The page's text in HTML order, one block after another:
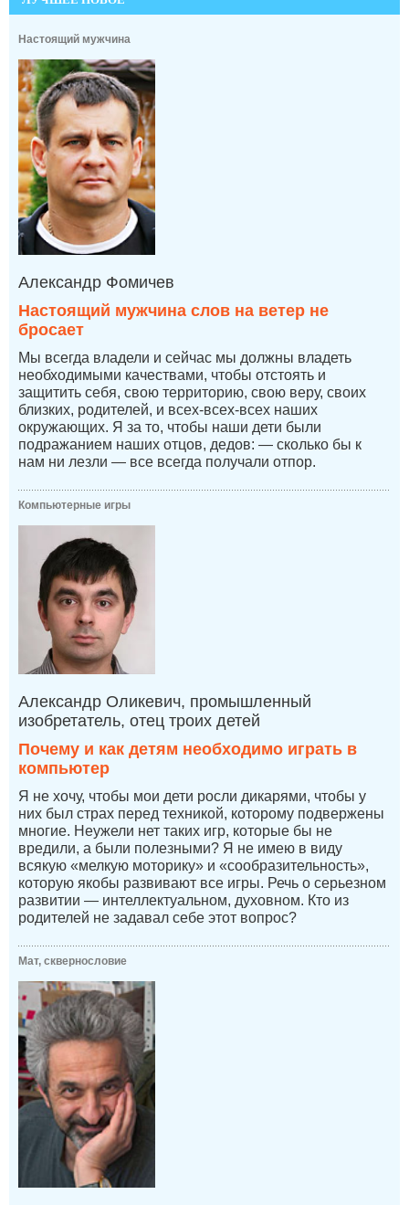
Настоящий мужчина
Александр Фомичев
Настоящий мужчина слов на ветер не
бросает
Мы всегда владели и сейчас мы должны владеть
необходимыми качествами, чтобы отстоять и
защитить себя, свою территорию, свою веру, своих
близких, родителей, и всех-всех-всех наших
окружающих. Я за то, чтобы наши дети были
подражанием наших отцов, дедов: — сколько бы к
нам ни лезли — все всегда получали отпор.
Компьютерные игры
Александр Оликевич, промышленный
изобретатель, отец троих детей
Почему и как детям необходимо играть в
компьютер
Я не хочу, чтобы мои дети росли дикарями, чтобы у
них был страх перед техникой, которому подвержены
многие. Неужели нет таких игр, которые бы не
вредили, а были полезными? Я не имею в виду
всякую «мелкую моторику» и «сообразительность»,
которую якобы развивают все игры. Речь о серьезном
развитии — интеллектуальном, духовном. Кто из
родителей не задавал себе этот вопрос?
Мат, сквернословие